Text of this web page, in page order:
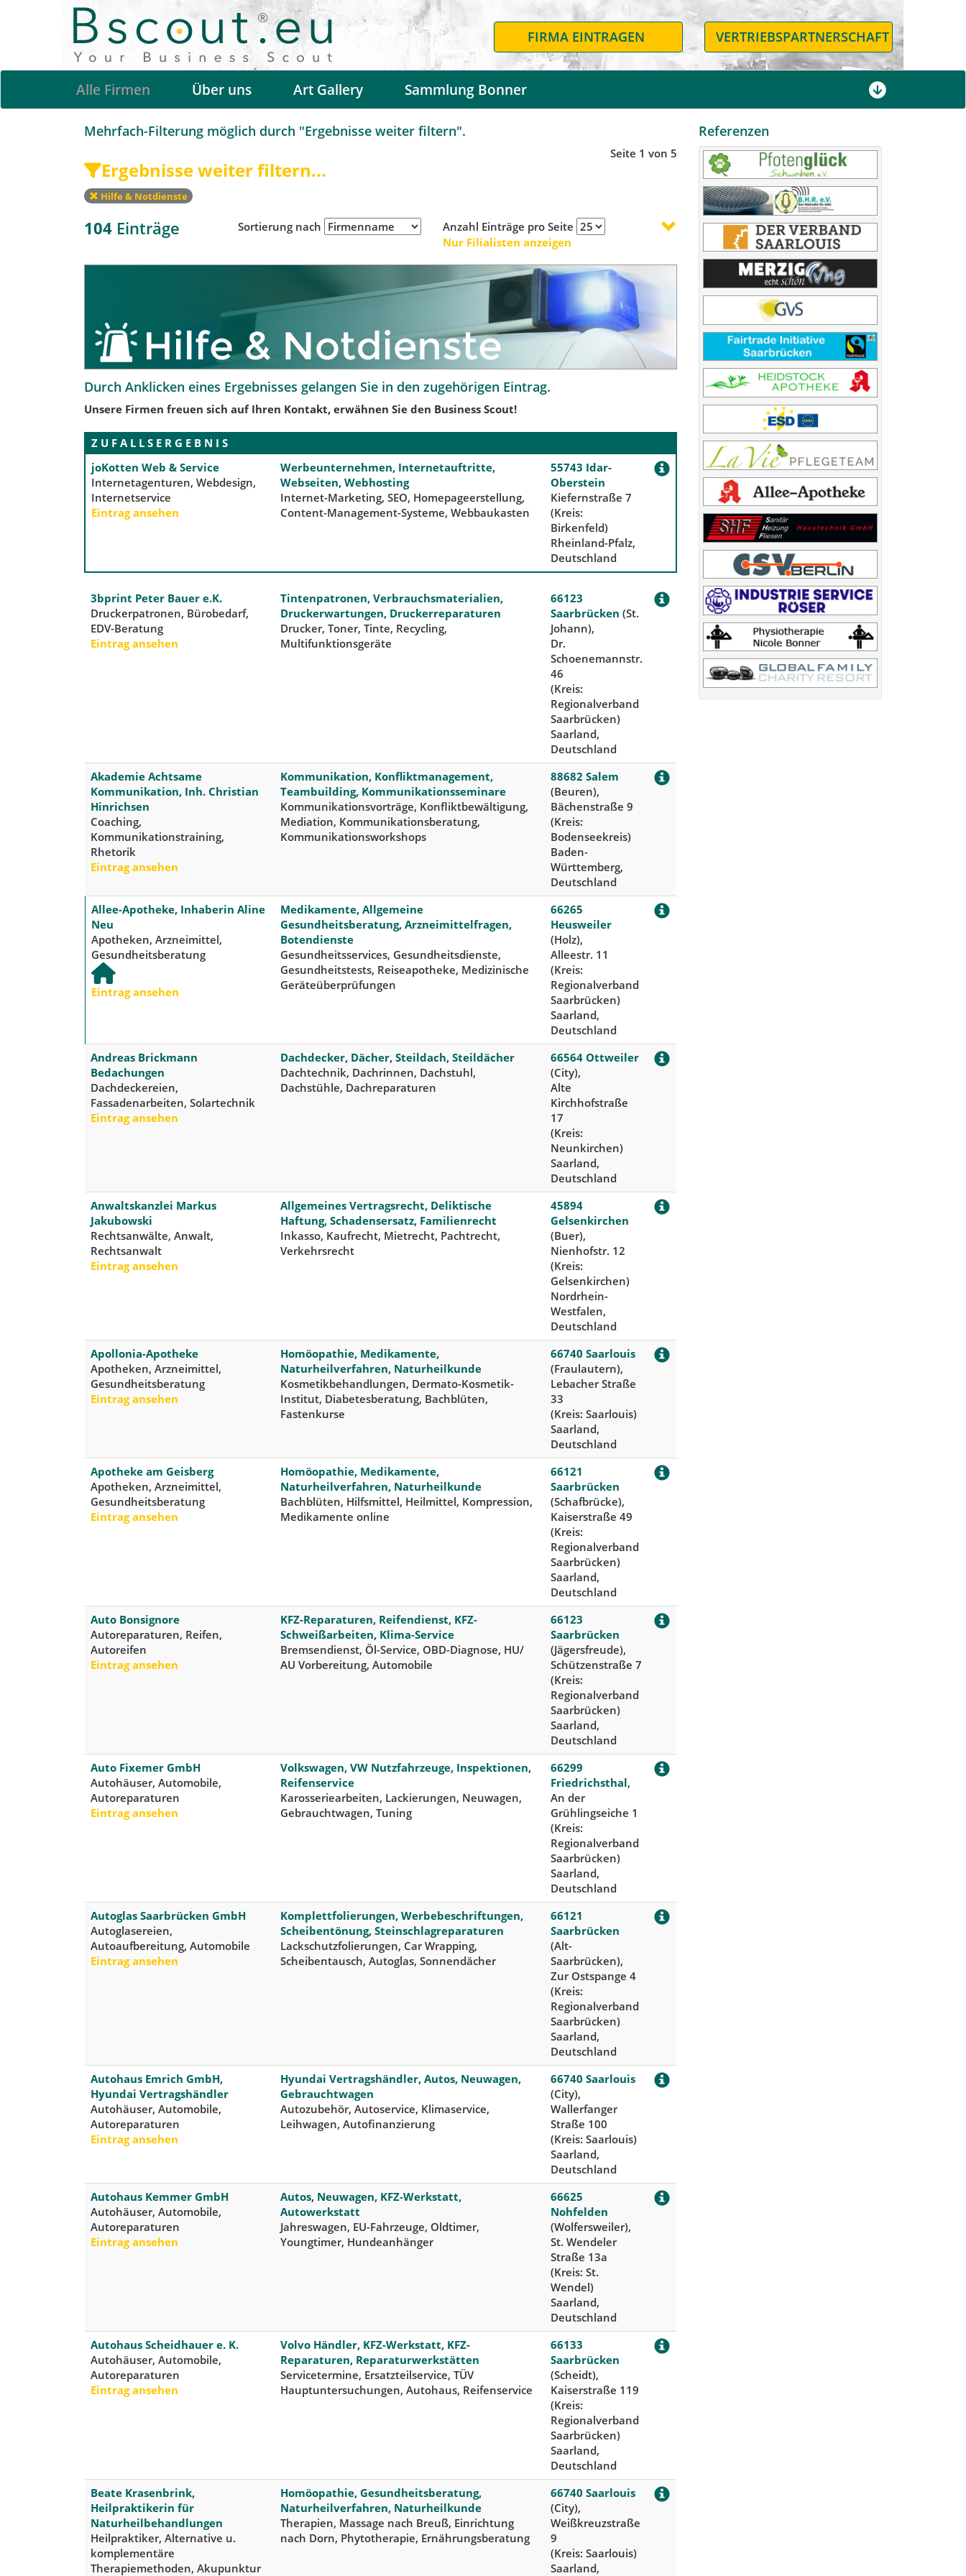
FIRMA EINTRAGEN VERTRIEBSPARTNERSCHAFT
Alle Firmen Über uns Art Gallery Sammlung Bonner
Mehrfach-Filterung möglich durch "Ergebnisse weiter filtern".
Ergebnisse weiter filtern...
Seite 1 von 5
Hilfe & Notdienste
104 Einträge Sortierung nach
Anzahl Einträge pro Seite
Nur Filialisten anzeigen
Durch Anklicken eines Ergebnisses gelangen Sie in den zugehörigen Eintrag.
Unsere Firmen freuen sich auf Ihren Kontakt, erwähnen Sie den Business Scout!
Z U F A L L S E R G E B N I S
joKotten Web & Service
Internetagenturen, Webdesign,
Internetservice
Eintrag ansehen
Werbeunternehmen, Internetauftritte,
Webseiten, Webhosting
Internet-Marketing, SEO, Homepageerstellung,
Content-Management-Systeme, Webbaukasten
55743 Idar-
Oberstein
Kiefernstraße 7
(Kreis:
Birkenfeld)
Rheinland-Pfalz,
Deutschland
3bprint Peter Bauer e.K.
Druckerpatronen, Bürobedarf,
EDV-Beratung
Eintrag ansehen
Tintenpatronen, Verbrauchsmaterialien,
Druckerwartungen, Druckerreparaturen
Drucker, Toner, Tinte, Recycling,
Multifunktionsgeräte
66123
Saarbrücken (St.
Johann),
Dr.
Schoenemannstr.
46
(Kreis:
Regionalverband
Saarbrücken)
Saarland,
Deutschland
Akademie Achtsame
Kommunikation, Inh. Christian
Hinrichsen
Coaching,
Kommunikationstraining,
Rhetorik
Eintrag ansehen
Kommunikation, Konfliktmanagement,
Teambuilding, Kommunikationsseminare
Kommunikationsvorträge, Konfliktbewältigung,
Mediation, Kommunikationsberatung,
Kommunikationsworkshops
88682 Salem
(Beuren),
Bächenstraße 9
(Kreis:
Bodenseekreis)
Baden-
Württemberg,
Deutschland
Allee-Apotheke, Inhaberin Aline
Neu
Apotheken, Arzneimittel,
Gesundheitsberatung
Eintrag ansehen
Medikamente, Allgemeine
Gesundheitsberatung, Arzneimittelfragen,
Botendienste
Gesundheitsservices, Gesundheitsdienste,
Gesundheitstests, Reiseapotheke, Medizinische
Geräteüberprüfungen
66265
Heusweiler
(Holz),
Alleestr. 11
(Kreis:
Regionalverband
Saarbrücken)
Saarland,
Deutschland
Andreas Brickmann
Bedachungen
Dachdeckereien,
Fassadenarbeiten, Solartechnik
Eintrag ansehen
Dachdecker, Dächer, Steildach, Steildächer
Dachtechnik, Dachrinnen, Dachstuhl,
Dachstühle, Dachreparaturen
66564 Ottweiler
(City),
Alte
Kirchhofstraße
17
(Kreis:
Neunkirchen)
Saarland,
Deutschland
Anwaltskanzlei Markus
Jakubowski
Rechtsanwälte, Anwalt,
Rechtsanwalt
Eintrag ansehen
Allgemeines Vertragsrecht, Deliktische
Haftung, Schadensersatz, Familienrecht
Inkasso, Kaufrecht, Mietrecht, Pachtrecht,
Verkehrsrecht
45894
Gelsenkirchen
(Buer),
Nienhofstr. 12
(Kreis:
Gelsenkirchen)
Nordrhein-
Westfalen,
Deutschland
Apollonia-Apotheke
Apotheken, Arzneimittel,
Gesundheitsberatung
Eintrag ansehen
Homöopathie, Medikamente,
Naturheilverfahren, Naturheilkunde
Kosmetikbehandlungen, Dermato-Kosmetik-
Institut, Diabetesberatung, Bachblüten,
Fastenkurse
66740 Saarlouis
(Fraulautern),
Lebacher Straße
33
(Kreis: Saarlouis)
Saarland,
Deutschland
Apotheke am Geisberg
Apotheken, Arzneimittel,
Gesundheitsberatung
Eintrag ansehen
Homöopathie, Medikamente,
Naturheilverfahren, Naturheilkunde
Bachblüten, Hilfsmittel, Heilmittel, Kompression,
Medikamente online
66121
Saarbrücken
(Schafbrücke),
Kaiserstraße 49
(Kreis:
Regionalverband
Saarbrücken)
Saarland,
Deutschland
Auto Bonsignore
Autoreparaturen, Reifen,
Autoreifen
Eintrag ansehen
KFZ-Reparaturen, Reifendienst, KFZ-
Schweißarbeiten, Klima-Service
Bremsendienst, Öl-Service, OBD-Diagnose, HU/
AU Vorbereitung, Automobile
66123
Saarbrücken
(Jägersfreude),
Schützenstraße 7
(Kreis:
Regionalverband
Saarbrücken)
Saarland,
Deutschland
Auto Fixemer GmbH
Autohäuser, Automobile,
Autoreparaturen
Eintrag ansehen
Volkswagen, VW Nutzfahrzeuge, Inspektionen,
Reifenservice
Karosseriearbeiten, Lackierungen, Neuwagen,
Gebrauchtwagen, Tuning
66299
Friedrichsthal,
An der
Grühlingseiche 1
(Kreis:
Regionalverband
Saarbrücken)
Saarland,
Deutschland
Autoglas Saarbrücken GmbH
Autoglasereien,
Autoaufbereitung, Automobile
Eintrag ansehen
Komplettfolierungen, Werbebeschriftungen,
Scheibentönung, Steinschlagreparaturen
Lackschutzfolierungen, Car Wrapping,
Scheibentausch, Autoglas, Sonnendächer
66121
Saarbrücken
(Alt-
Saarbrücken),
Zur Ostspange 4
(Kreis:
Regionalverband
Saarbrücken)
Saarland,
Deutschland
Autohaus Emrich GmbH,
Hyundai Vertragshändler
Autohäuser, Automobile,
Autoreparaturen
Eintrag ansehen
Hyundai Vertragshändler, Autos, Neuwagen,
Gebrauchtwagen
Autozubehör, Autoservice, Klimaservice,
Leihwagen, Autofinanzierung
66740 Saarlouis
(City),
Wallerfanger
Straße 100
(Kreis: Saarlouis)
Saarland,
Deutschland
Autohaus Kemmer GmbH
Autohäuser, Automobile,
Autoreparaturen
Eintrag ansehen
Autos, Neuwagen, KFZ-Werkstatt,
Autowerkstatt
Jahreswagen, EU-Fahrzeuge, Oldtimer,
Youngtimer, Hundeanhänger
66625
Nohfelden
(Wolfersweiler),
St. Wendeler
Straße 13a
(Kreis: St.
Wendel)
Saarland,
Deutschland
Autohaus Scheidhauer e. K.
Autohäuser, Automobile,
Autoreparaturen
Eintrag ansehen
Volvo Händler, KFZ-Werkstatt, KFZ-
Reparaturen, Reparaturwerkstätten
Servicetermine, Ersatzteilservice, TÜV
Hauptuntersuchungen, Autohaus, Reifenservice
66133
Saarbrücken
(Scheidt),
Kaiserstraße 119
(Kreis:
Regionalverband
Saarbrücken)
Saarland,
Deutschland
Beate Krasenbrink,
Heilpraktikerin für
Naturheilbehandlungen
Heilpraktiker, Alternative u.
komplementäre
Therapiemethoden, Akupunktur
Homöopathie, Gesundheitsberatung,
Naturheilverfahren, Naturheilkunde
Therapien, Massage nach Breuß, Einrichtung
nach Dorn, Phytotherapie, Ernährungsberatung
66740 Saarlouis
(City),
Weißkreuzstraße
9
(Kreis: Saarlouis)
Saarland,
Referenzen